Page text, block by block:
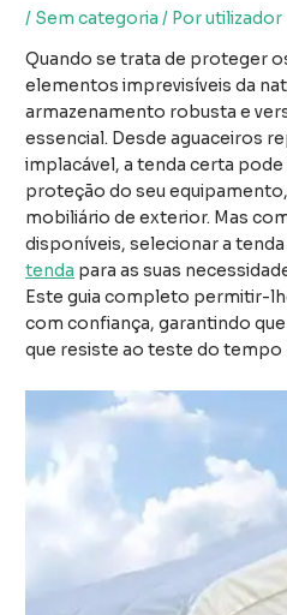
/ Sem categoria / Porutilizador
Quando se trata de proteger
elementos imprevisíveis da
armazenamento robusta e
essencial. Desde aguaceiros
implacável, a tenda certa
proteção do seu
mobiliário de exterior. Mas
disponíveis, selecionar a
tenda para as suas
Este guia completo permitir-
com confiança, garantindo
que resiste ao teste do tempo